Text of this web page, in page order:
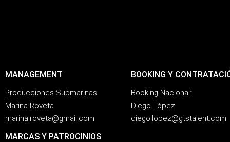
MANAGEMENT
Producciones Submarinas:
Marina Roveta
marina.roveta@gmail.com
MARCAS Y PATROCINIOS
BOOKING Y
Booking Nacional:
Diego López
diego.lopez@gtstalent.com